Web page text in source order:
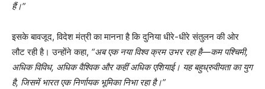
हैं।”
इसके बावजूद, विदेश मंत्री का मानना है कि दुनिया धीरे-धीरे संतुलन की ओर
लौट रही है। उन्होंने कहा, “अब एक नया विश्व क्रम उभर रहा है—कम पश्चिमी,
अधिक विविध, अधिक वैश्विक और कहीं अधिक एशियाई। यह बहुध्रुवीयता का युग
है, जिसमें भारत एक निर्णायक भूमिका निभा रहा है।”